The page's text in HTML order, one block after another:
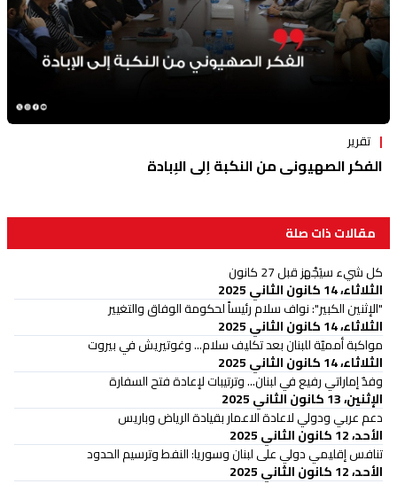
تقرير
الفكر الصهيوني من النكبة إلى الإبادة
مقالات ذات صلة
كل شيء سيَجْهز قبل 27 كانون
الثلاثاء، 14 كانون الثاني 2025
"الإثنين الكبير": نواف سلام رئيساً لحكومة الوفاق والتغيير
الثلاثاء، 14 كانون الثاني 2025
مواكبة أمميّة للبنان بعد تكليف سلام... وغوتيريش في بيروت
الثلاثاء، 14 كانون الثاني 2025
وفدٌ إماراتي رفيع في لبنان... وترتيبات لإعادة فتح السفارة
الإثنين، 13 كانون الثاني 2025
دعم عربي ودولي لاعادة الاعمار بقيادة الرياض وباريس
الأحد، 12 كانون الثاني 2025
تنافس إقليمي دولي على لبنان وسوريا: النفط وترسيم الحدود
الأحد، 12 كانون الثاني 2025